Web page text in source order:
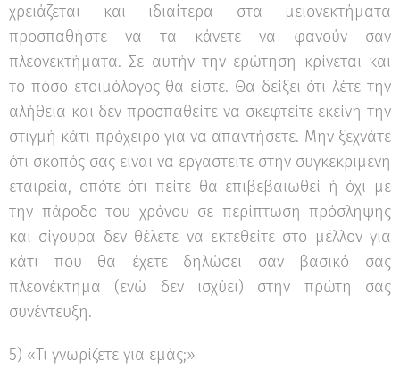
χρειάζεται και ιδιαίτερα στα μειονεκτήματα
προσπαθήστε να τα κάνετε να φανούν σαν
πλεονεκτήματα. Σε αυτήν την ερώτηση κρίνεται και
το πόσο ετοιμόλογος θα είστε. Θα δείξει ότι λέτε την
αλήθεια και δεν προσπαθείτε να σκεφτείτε εκείνη την
στιγμή κάτι πρόχειρο για να απαντήσετε. Μην ξεχνάτε
ότι σκοπός σας είναι να εργαστείτε στην συγκεκριμένη
εταιρεία, οπότε ότι πείτε θα επιβεβαιωθεί ή όχι με
την πάροδο του χρόνου σε περίπτωση πρόσληψης
και σίγουρα δεν θέλετε να εκτεθείτε στο μέλλον για
κάτι που θα έχετε δηλώσει σαν βασικό σας
πλεονέκτημα (ενώ δεν ισχύει) στην πρώτη σας
συνέντευξη.
5) «Τι γνωρίζετε για εμάς;»